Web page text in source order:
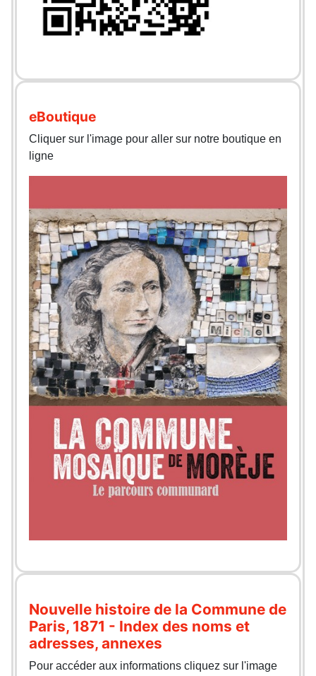
eBoutique
Cliquer sur l'image pour aller sur notre boutique en
ligne
Nouvelle histoire de la Commune de
Paris, 1871 - Index des noms et
adresses, annexes
Pour accéder aux informations cliquez sur l'image